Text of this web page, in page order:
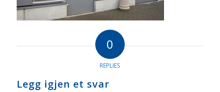
0
REPLIES
Legg igjen et svar